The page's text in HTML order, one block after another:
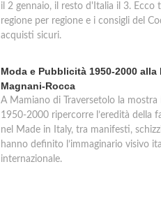
il 2 gennaio, il resto d'Italia il 3. Ecco
regione per regione e i consigli del
acquisti sicuri.
Moda e Pubblicità 1950-2000 alla
Magnani-Rocca
A Mamiano di Traversetolo la
1950-2000 ripercorre l’eredità della
nel Made in Italy, tra manifesti,
hanno definito l’immaginario visivo
internazionale.